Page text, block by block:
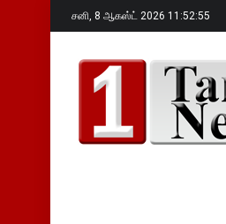
சனி, 8 ஆகஸ்ட் 2026 11:52:56